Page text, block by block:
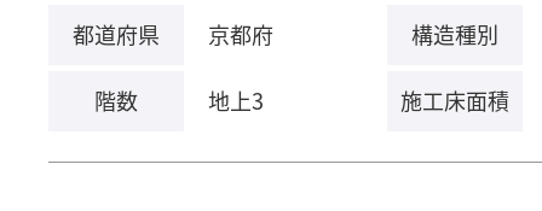
都道府県 京都府 構造種別
階数 地上3 施工床面積